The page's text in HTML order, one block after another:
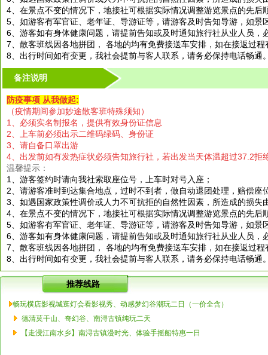
4、在景点不变的情况下，地接社可根据实际情况调整游览景点的先后
5、如游客有军官证、老年证、导游证等，请游客及时告知导游，如
6、游客如有身体健康问题，请提前告知或及时通知旅行社从业人员，
7、散客班线因各地拼团， 各地的均有免费接送车安排，如在接返过
8、出行时间如有变更，我社会提前与客人联系，请务必保持电话畅
备注说明
防疫事项 从我做起:
（疫情期间参加妙途散客班特殊须知）
1、必须实名制报名，提供有效身份证信息
2、上车前必须出示二维码绿码、身份证
3、请自备口罩出游
4、出发前如有发热症状必须告知旅行社，若出发当天体温超过37.2拒
温馨提示：
1、游客签约时请向我社索取座位号，上车时对号入座；
2、请游客准时到达集合地点，过时不到者，做自动退团处理，赔偿座
3、如遇国家政策性调价或人力不可抗拒的自然性因素，所造成的损失
4、在景点不变的情况下，地接社可根据实际情况调整游览景点的先后
5、如游客有军官证、老年证、导游证等，请游客及时告知导游，如
6、游客如有身体健康问题，请提前告知或及时通知旅行社从业人员，
7、散客班线因各地拼团， 各地的均有免费接送车安排，如在接返过
8、出行时间如有变更，我社会提前与客人联系，请务必保持电话畅
推荐线路
畅玩横店影视城逛灯会看影视秀、动感梦幻谷潮玩二日（一价全含）
德清莫干山、奇幻谷、南浔古镇纯玩二天
【走浸江南水乡】南浔古镇漫时光、体验手摇船特惠一日